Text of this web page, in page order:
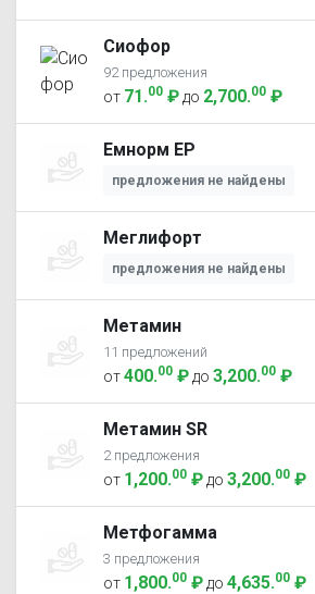
Сиофор
92 предложения
от 71.00 ₽ до 2,700.00 ₽
Емнорм ЕР
предложения не найдены
Меглифорт
предложения не найдены
Метамин
11 предложений
от400.00 ₽ до 3,200.00 ₽
Метамин SR
2 предложения
от 1,200.00 ₽ до 3,200.00 ₽
Метфогамма
3 предложения
от 1,800.00 ₽ до 4,635.00 ₽